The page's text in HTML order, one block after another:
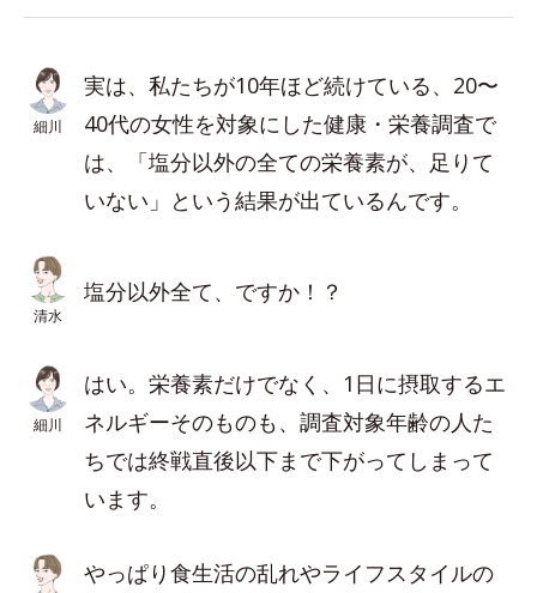
細川
実は、私たちが10年ほど続けている、20〜
40代の女性を対象にした健康・栄養調査で
は、「塩分以外の全ての栄養素が、足りて
いない」という結果が出ているんです。
清水
塩分以外全て、ですか！？
細川
はい。栄養素だけでなく、1日に摂取するエ
ネルギーそのものも、調査対象年齢の人た
ちでは終戦直後以下まで下がってしまって
います。
やっぱり食生活の乱れやライフスタイルの